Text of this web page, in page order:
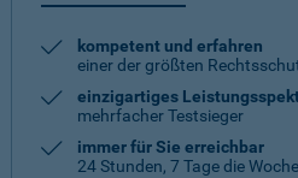
kompetent und erfahren
einer der größten
einzigartiges
mehrfacher Testsieger
immer für Sie erreichbar
24 Stunden, 7 Tage die Woche